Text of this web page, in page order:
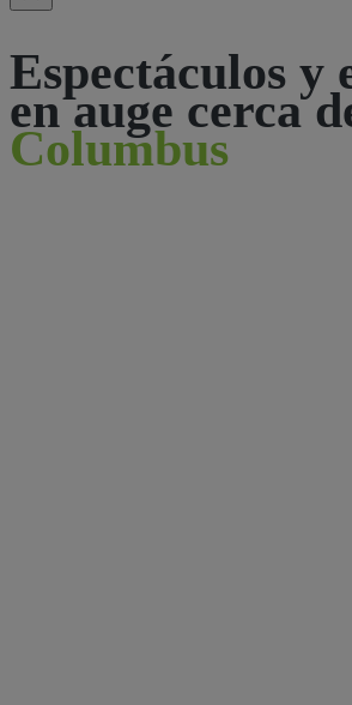
Espectáculos y
en auge cerca
Columbus